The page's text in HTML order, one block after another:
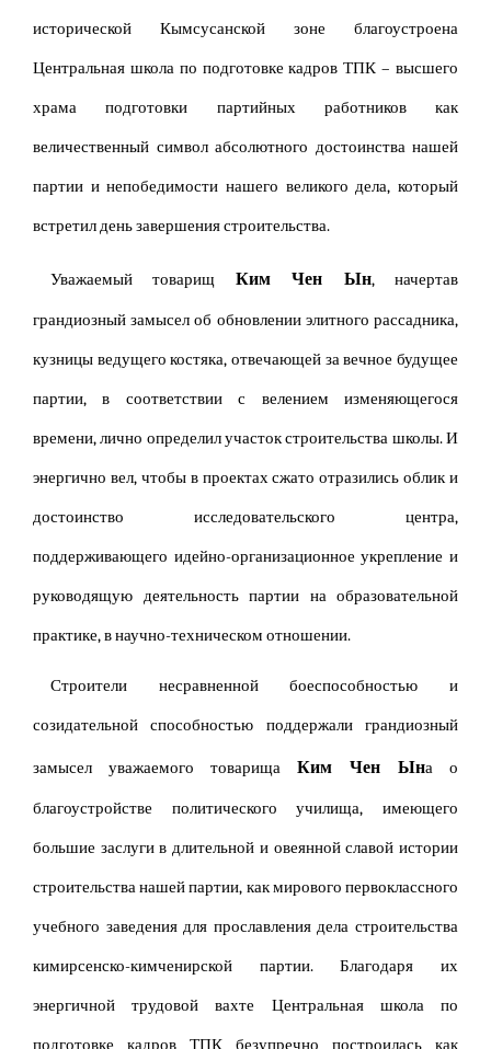
исторической Кымсусанской зоне благоустроена
Центральная школа по подготовке кадров ТПК – высшего
храма подготовки партийных работников как
величественный символ абсолютного достоинства нашей
партии и непобедимости нашего великого дела, который
встретил день завершения строительства.
Уважаемый товарищ Ким Чен Ын, начертав
грандиозный замысел об обновлении элитного рассадника,
кузницы ведущего костяка, отвечающей за вечное будущее
партии, в соответствии с велением изменяющегося
времени, лично определил участок строительства школы. И
энергично вел, чтобы в проектах сжато отразились облик и
достоинство исследовательского центра,
поддерживающего идейно-организационное укрепление и
руководящую деятельность партии на образовательной
практике, в научно-техническом отношении.
Строители несравненной боеспособностью и
созидательной способностью поддержали грандиозный
замысел уважаемого товарища Ким Чен Ына о
благоустройстве политического училища, имеющего
большие заслуги в длительной и овеянной славой истории
строительства нашей партии, как мирового первоклассного
учебного заведения для прославления дела строительства
кимирсенско-кимченирской партии. Благодаря их
энергичной трудовой вахте Центральная школа по
подготовке кадров ТПК безупречно построилась как